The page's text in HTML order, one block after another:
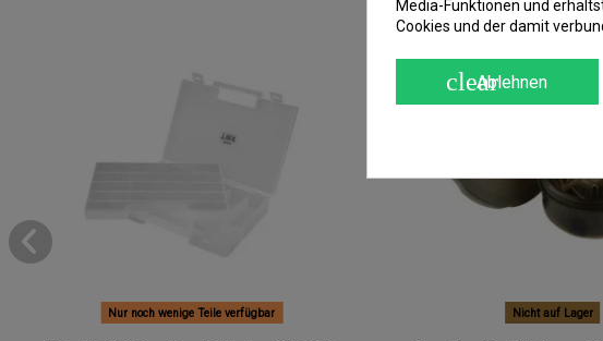
Nur noch wenige Teile verfügbar
Neu
Nicht auf Lager
Media-Funktionen und
Cookies und der damit
clearAblehnen